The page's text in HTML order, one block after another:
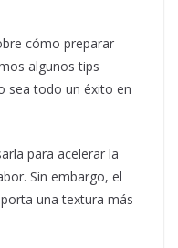
cómo preparar
algunos tips
sea todo un éxito en
para acelerar la
Sin embargo, el
una textura más